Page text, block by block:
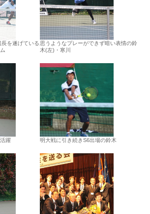
を遂げている 思うようなプレーができず暗い表情の鈴
木(左)・寒川
躍 明大戦に引き続きS6出場の鈴木